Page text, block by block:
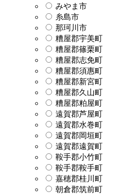
みやま市
糸島市
那珂川市
糟屋郡宇美町
糟屋郡篠栗町
糟屋郡志免町
糟屋郡須惠町
糟屋郡新宮町
糟屋郡久山町
糟屋郡粕屋町
遠賀郡芦屋町
遠賀郡水巻町
遠賀郡岡垣町
遠賀郡遠賀町
鞍手郡小竹町
鞍手郡鞍手町
嘉穂郡桂川町
朝倉郡筑前町